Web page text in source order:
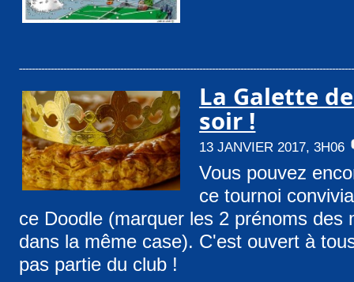
La Galette
soir !
13 JANVIER 2017, 3H06
Vous pouvez
ce tournoi
ce Doodle (marquer les 2 prénoms des
dans la même case). C'est ouvert à
pas partie du club !